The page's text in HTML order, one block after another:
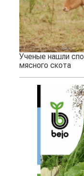
Ученые нашли
мясного скота